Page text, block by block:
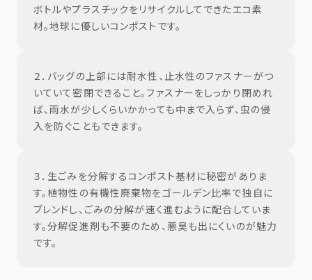
ボトルやプラスチックをリサイクルしてできたエコ素
材。地球に優しいコンポストです。
２．バッグの上部には耐水性、止水性のファスナーがつ
いていて密閉できること。ファスナーをしっかり閉めれ
ば、雨水が少しくらいかかっても中まで入らず、虫の侵
入を防ぐこともできます。
３．生ごみを分解するコンポスト基材に秘密がありま
す。植物性の有機性廃棄物をゴールデン比率で独自に
ブレンドし、ごみの分解が速く進むように配合していま
す。分解促進剤も不要のため、悪臭も出にくいのが魅力
です。